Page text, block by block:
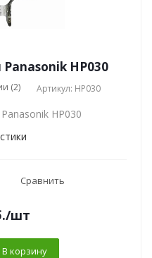
HP030
(2) Артикул: HP030
HP030
Сравнить
/шт
В корзину